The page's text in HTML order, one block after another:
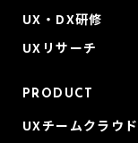
UX・DX研修
UXリサーチ
PRODUCT
UXチームクラウ